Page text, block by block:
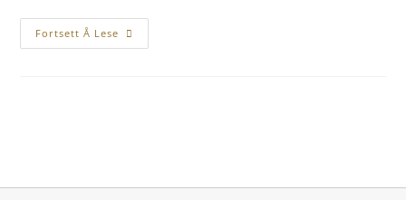
Fortsett Å Lese